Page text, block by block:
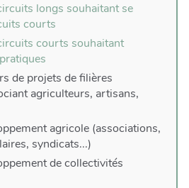
longs souhaitant se
courts
courts souhaitant
de projets de filières
agriculteurs, artisans,
agricole (associations,
syndicats...)
de collectivités